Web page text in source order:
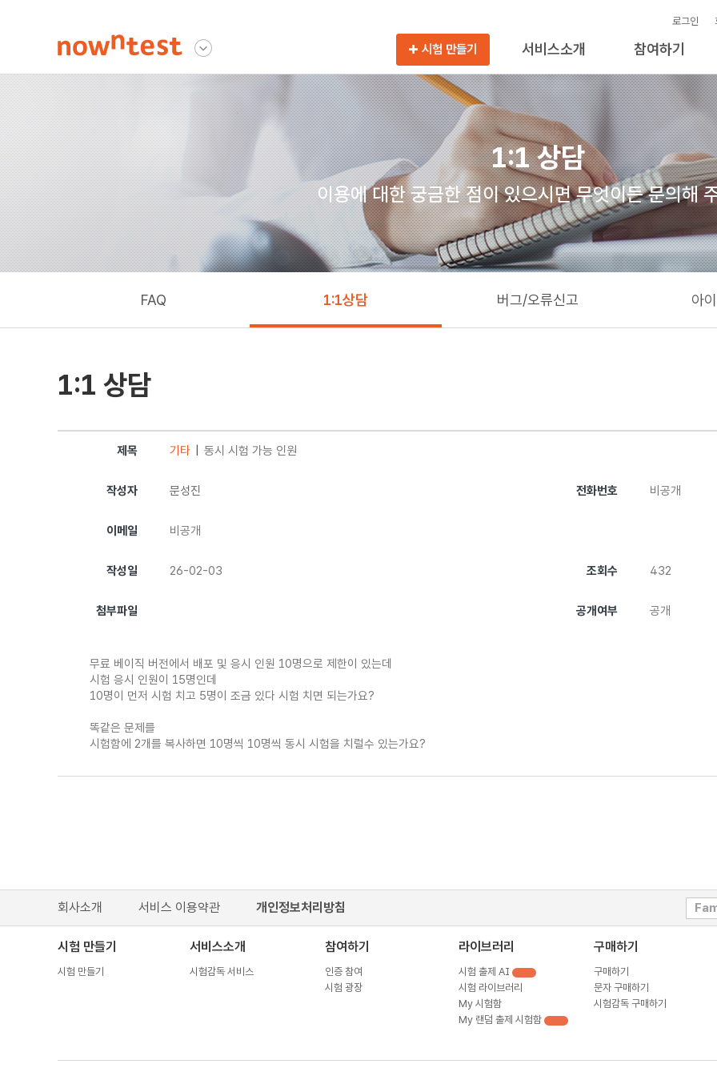
다른사이트 보기
로그인
시험 만들기
서비스소개 참여하기
1:1 상담
이용에 대한 궁금한 점이 있으시면 무엇이든 문의해
FAQ 1:1상담 버그/오류신고 아
1:1 상담
제목 기타 동시 시험 가능 인원
작성자 문성진 전화번호 비공개
이메일 비공개
작성일 26-02-03 조회수 432
첨부파일 공개여부 공개
무료 베이직 버전에서 배포 및 응시 인원 10명으로 제한이 있는데
시험 응시 인원이 15명인데
10명이 먼저 시험 치고 5명이 조금 있다 시험 치면 되는가요?
똑같은 문제를
시험함에 2개를 복사하면 10명씩 10명씩 동시 시험을 치럴수 있는가요?
회사소개 서비스 이용약관 개인정보처리방침
시험 만들기
시험 만들기
서비스소개
시험감독 서비스
참여하기
인증 참여
시험 광장
라이브러리
시험 출제 AI
시험 라이브러리
My 시험함
My 랜덤 출제 시험함
구매하기
구매하기
문자 구매하기
시험감독 구매하기